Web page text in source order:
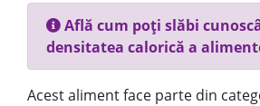
Află cum poți slăbi
densitatea calorică a
Acest aliment face parte din